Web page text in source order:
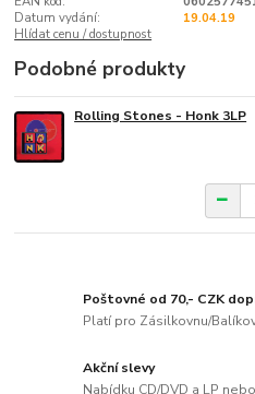
Datum vydání:
19.04.19
Hlídat cenu / dostupnost
Podobné produkty
Rolling Stones - Honk 3LP
Poštovné od 70,- CZK
Platí pro Zásilkovnu/
Akční slevy
Nabídku CD/DVD a LP